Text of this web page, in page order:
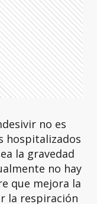
no es
hospitalizados
la gravedad
no hay
que mejora la
la respiración